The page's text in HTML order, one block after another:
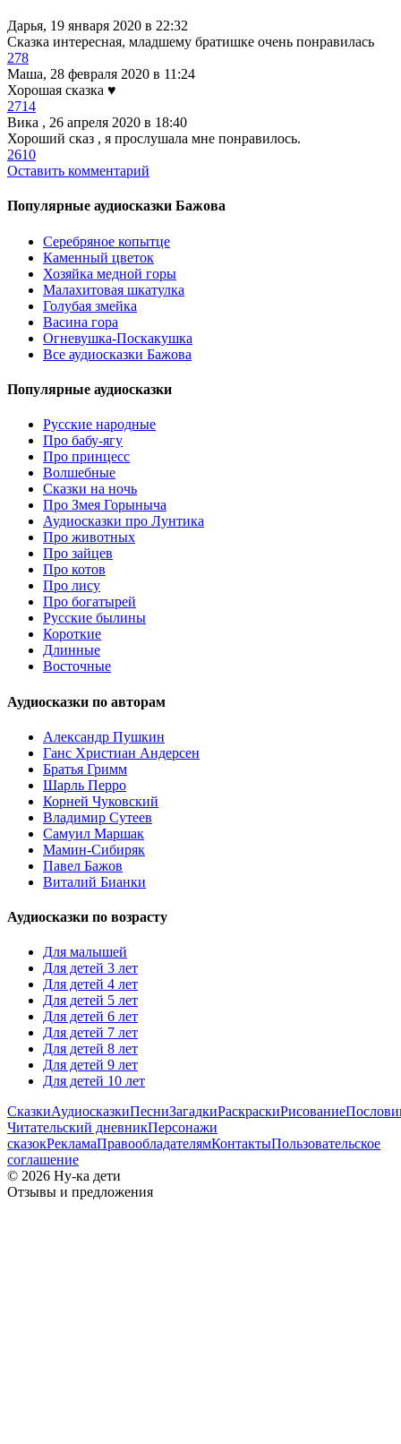
Дарья, 19 января 2020 в 22:32
Сказка интересная, младшему братишке очень понравилась
278
Маша, 28 февраля 2020 в 11:24
Хорошая сказка ♥️
2714
Вика , 26 апреля 2020 в 18:40
Хороший сказ , я прослушала мне понравилось.
2610
Оставить комментарий
Популярные аудиосказки Бажова
Серебряное копытце
Каменный цветок
Хозяйка медной горы
Малахитовая шкатулка
Голубая змейка
Васина гора
Огневушка-Поскакушка
Все аудиосказки Бажова
Популярные аудиосказки
Русские народные
Про бабу-ягу
Про принцесс
Волшебные
Сказки на ночь
Про Змея Горыныча
Аудиосказки про Лунтика
Про животных
Про зайцев
Про котов
Про лису
Про богатырей
Русские былины
Короткие
Длинные
Восточные
Аудиосказки по авторам
Александр Пушкин
Ганс Христиан Андерсен
Братья Гримм
Шарль Перро
Корней Чуковский
Владимир Сутеев
Самуил Маршак
Мамин-Сибиряк
Павел Бажов
Виталий Бианки
Аудиосказки по возрасту
Для малышей
Для детей 3 лет
Для детей 4 лет
Для детей 5 лет
Для детей 6 лет
Для детей 7 лет
Для детей 8 лет
Для детей 9 лет
Для детей 10 лет
СказкиАудиосказкиПесниЗагадкиРаскраскиРисование
Читательский дневникПерсонажи
сказокРекламаПравообладателямКонтактыПользовательское
соглашение
© 2026 Ну-ка дети
Отзывы и предложения